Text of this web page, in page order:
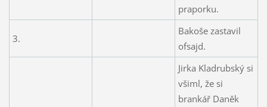
praporku.
3.
Bakoše zastavil
ofsajd.
Jirka Kladrubský si
všiml, že si
brankář Daněk